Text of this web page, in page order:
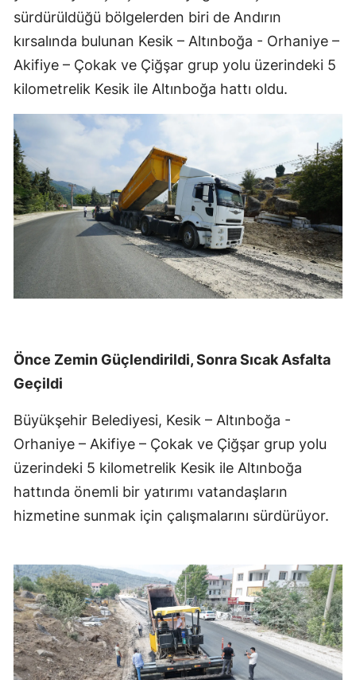
sürdürüldüğü bölgelerden biri de Andırın
kırsalında bulunan Kesik – Altınboğa - Orhaniye –
Akifiye – Çokak ve Çiğşar grup yolu üzerindeki 5
kilometrelik Kesik ile Altınboğa hattı oldu.
Önce Zemin Güçlendirildi, Sonra Sıcak Asfalta
Geçildi
Büyükşehir Belediyesi, Kesik – Altınboğa -
Orhaniye – Akifiye – Çokak ve Çiğşar grup yolu
üzerindeki 5 kilometrelik Kesik ile Altınboğa
hattında önemli bir yatırımı vatandaşların
hizmetine sunmak için çalışmalarını sürdürüyor.